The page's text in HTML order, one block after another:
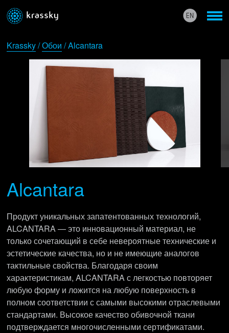
Krassky/Обои / Alcantara
Alcantara
Продукт уникальных запатентованных технологий,
ALCANTARA — это инновационный материал, не
только сочетающий в себе невероятные технические и
эстетические качества, но и не имеющие аналогов
тактильные свойства. Благодаря своим
характеристикам, ALCANTARA с легкостью повторяет
любую форму и ложится на любую поверхность в
полном соответствии с самыми высокими отраслевыми
стандартами. Высокое качество обивочной ткани
подтверждается многочисленными сертификатами.